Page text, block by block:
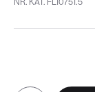
NR. KAT. FL10751.5